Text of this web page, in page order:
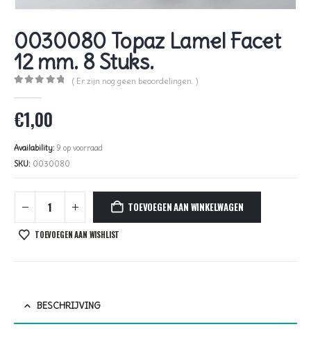
0030080 Topaz Lamel Facet
12 mm. 8 Stuks.
( Er zijn nog geen beoordelingen. )
€1,00
Availability: 9 op voorraad
SKU: 0030080
TOEVOEGEN AAN WINKELWAGEN
TOEVOEGEN AAN WISHLIST
BESCHRIJVING